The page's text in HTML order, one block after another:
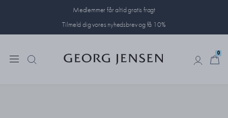
Medlemmer får altid gratis fragt
Tilmeld dig vores nyhedsbrev og få 10%
0